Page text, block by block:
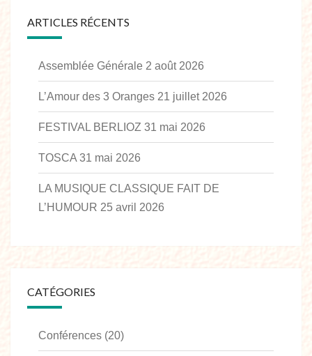
ARTICLES RÉCENTS
Assemblée Générale 2 août 2026
L’Amour des 3 Oranges 21 juillet 2026
FESTIVAL BERLIOZ 31 mai 2026
TOSCA 31 mai 2026
LA MUSIQUE CLASSIQUE FAIT DE
L’HUMOUR 25 avril 2026
CATÉGORIES
Conférences (20)